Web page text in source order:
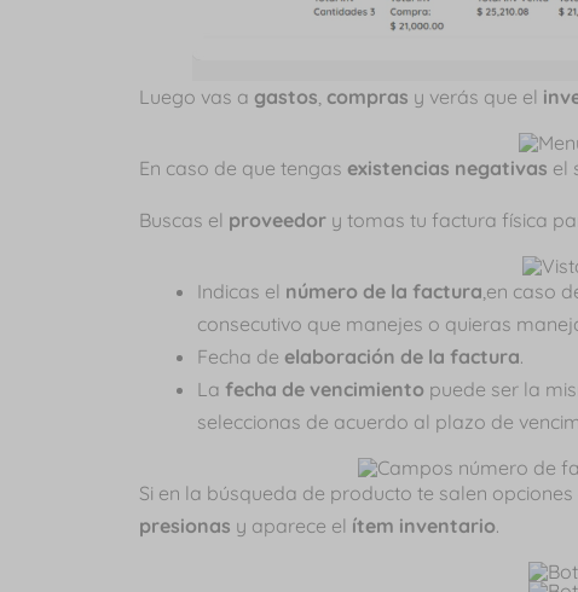
Luego vas a gastos, compras y verás que el
En caso de que tengas existencias negativas el
Buscas el proveedory tomas tu factura física
Indicas el número de la factura,en caso
consecutivo que manejes o quieras
Fecha de elaboración de la factura.
La fecha de vencimiento puede ser la
seleccionas de acuerdo al plazo de
Si en la búsqueda de producto te salen
presionas y aparece el ítem inventario.